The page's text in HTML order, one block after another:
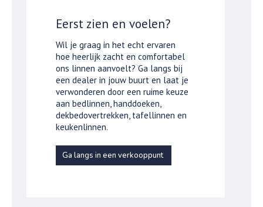
Eerst zien en voelen?
Wil je graag in het echt ervaren
hoe heerlijk zacht en comfortabel
ons linnen aanvoelt? Ga langs bij
een dealer in jouw buurt en laat je
verwonderen door een ruime keuze
aan bedlinnen, handdoeken,
dekbedovertrekken, tafellinnen en
keukenlinnen.
Ga langs in een verkooppunt